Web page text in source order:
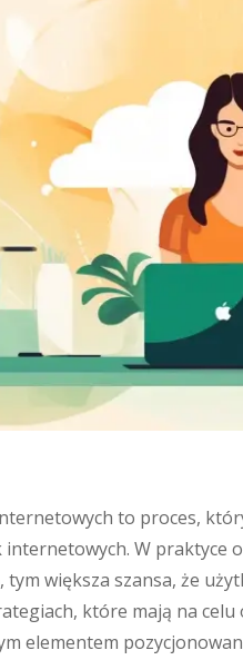
to proces,
W praktyce
większa szansa, że
które mają na
elementem